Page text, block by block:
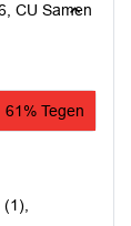
CU Samen
61% Tegen